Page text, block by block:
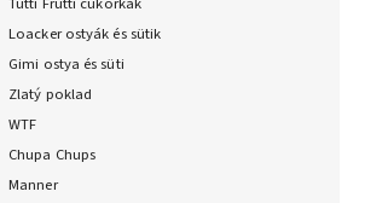
Loacker ostyák és sütik
Gimi ostya és süti
Zlatý poklad
WTF
Chupa Chups
Manner